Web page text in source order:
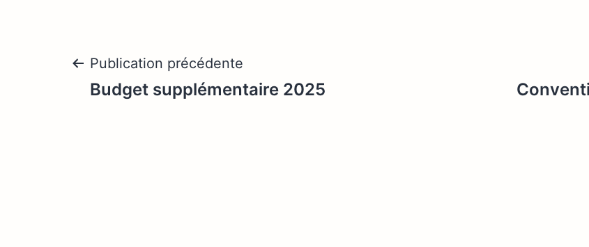
Navigation
Publication précédente
Budget supplémentaire 2025